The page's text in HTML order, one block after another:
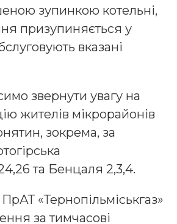
зупинкою котельні,
призупиняється у
вказані
звернути увагу на
жителів мікрорайонів
зокрема, за
та Бенцаля 2,3,4.
«Тернопільміськгаз»
за тимчасові